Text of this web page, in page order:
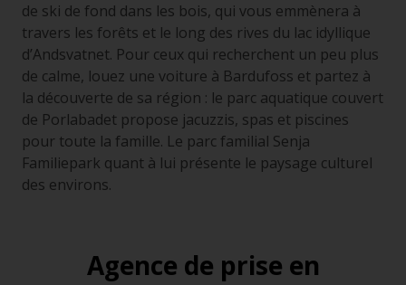
de ski de fond dans les bois, qui vous emmènera à
travers les forêts et le long des rives du lac idyllique
d’Andsvatnet. Pour ceux qui recherchent un peu plus
de calme, louez une voiture à Bardufoss et partez à
la découverte de sa région : le parc aquatique couvert
de Porlabadet propose jacuzzis, spas et piscines
pour toute la famille. Le parc familial Senja
Familiepark quant à lui présente le paysage culturel
des environs.
Agence de prise en